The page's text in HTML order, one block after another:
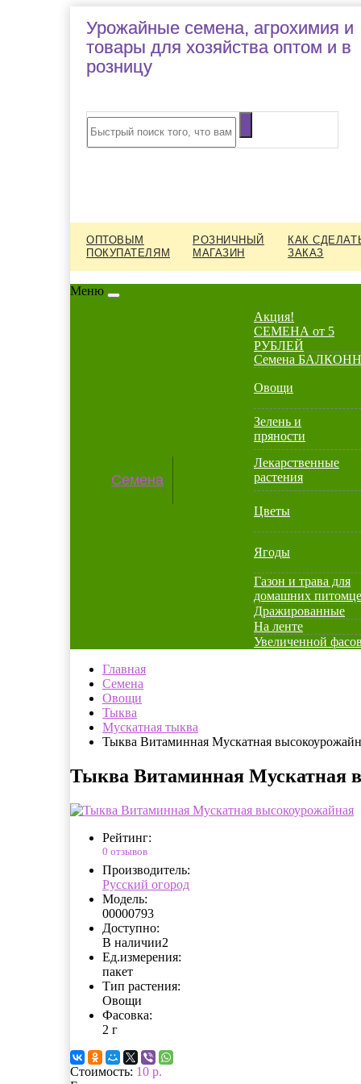
Урожайные семена, агрохимия и
товары для хозяйства оптом и в
розницу
ОПТОВЫМ
ПОКУПАТЕЛЯМ
РОЗНИЧНЫЙ
МАГАЗИН
КАК
ЗАКАЗ
Меню
Семена
Акция!
СЕМЕНА от 5
РУБЛЕЙ
Семена
Овощи
Зелень и
пряности
Лекарственные
растения
Цветы
Ягоды
Газон и трава для
домашних
Дражированные
На ленте
Увеличенной
Главная
Семена
Овощи
Тыква
Мускатная тыква
Тыква Витаминная Мускатная
Тыква Витаминная Мускатная
Рейтинг:
0 отзывов
Производитель:
Русский огород
Модель:
00000793
Доступно:
В наличии2
Ед.измерения:
пакет
Тип растения:
Овощи
Фасовка:
2 г
Стоимость: 10 р.